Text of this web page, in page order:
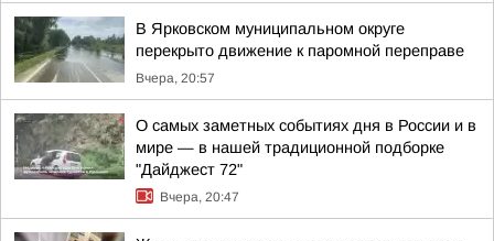
В Ярковском муниципальном округе
перекрыто движение к паромной переправе
Вчера, 20:57
О самых заметных событиях дня в России и в
мире — в нашей традиционной подборке
"Дайджест 72"
Вчера, 20:47